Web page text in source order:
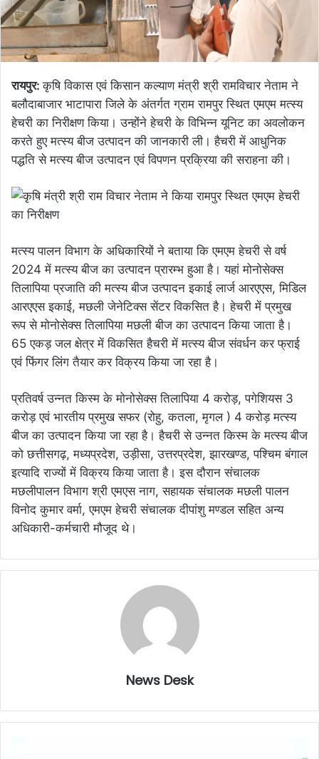
रायपुर:कृषि विकास एवं किसान कल्याण मंत्री श्री रामविचार नेताम ने
बलौदाबाजार भाटापारा जिले के अंतर्गत ग्राम रामपुर स्थित एमएम मत्स्य
हेचरी का निरीक्षण किया। उन्होंने हेचरी के विभिन्न यूनिट का अवलोकन
करते हुए मत्स्य बीज उत्पादन की जानकारी ली। हैचरी में आधुनिक
पद्धति से मत्स्य बीज उत्पादन एवं विपणन प्रक्रिया की सराहना की।
मत्स्य पालन विभाग के अधिकारियों ने बताया कि एमएम हेचरी से वर्ष
2024 में मत्स्य बीज का उत्पादन प्रारम्भ हुआ है। यहां मोनोसेक्स
तिलापिया प्रजाति की मत्स्य बीज उत्पादन इकाई लार्ज आरएएस, मिडिल
आरएएस इकाई, मछली जेनेटिक्स सेंटर विकसित है। हेचरी में प्रमुख
रूप से मोनोसेक्स तिलापिया मछली बीज का उत्पादन किया जाता है।
65 एकड़ जल क्षेत्र में विकसित हैचरी में मत्स्य बीज संवर्धन कर फ्राई
एवं फिंगर लिंग तैयार कर विक्रय किया जा रहा है।
प्रतिवर्ष उन्नत किस्म के मोनोसेक्स तिलापिया 4 करोड़, पगेशियस 3
करोड़ एवं भारतीय प्रमुख सफर (रोहु, कतला, मृगल ) 4 करोड़ मत्स्य
बीज का उत्पादन किया जा रहा है। हैचरी से उन्नत किस्म के मत्स्य बीज
को छत्तीसगढ़, मध्यप्रदेश, उड़ीसा, उत्तरप्रदेश, झारखण्ड, पश्चिम बंगाल
इत्यादि राज्यों में विक्रय किया जाता है। इस दौरान संचालक
मछलीपालन विभाग श्री एमएस नाग, सहायक संचालक मछली पालन
विनोद कुमार वर्मा, एमएम हेचरी संचालक दीपांशु मण्डल सहित अन्य
अधिकारी-कर्मचारी मौजूद थे।
News Desk